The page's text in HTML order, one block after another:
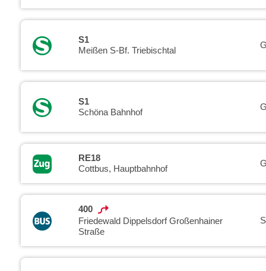
S1
Meißen S-Bf. Triebischtal
S1
Schöna Bahnhof
RE18
Cottbus, Hauptbahnhof
400
Friedewald Dippelsdorf Großenhainer
Straße